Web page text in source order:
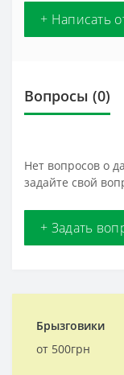
+ Написать
Вопросы (0)
Нет вопросов о
задайте свой
+ Задать
Брызговики
от 500грн